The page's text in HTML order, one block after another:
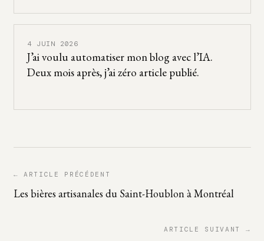
4 JUIN 2026
J’ai voulu automatiser mon blog avec l’IA.
Deux mois après, j’ai zéro article publié.
← ARTICLE PRÉCÉDENT
Les bières artisanales du Saint-Houblon à Montréal
ARTICLE SUIVANT →